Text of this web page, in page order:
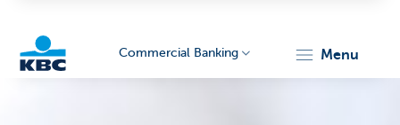
Commercial Banking menu